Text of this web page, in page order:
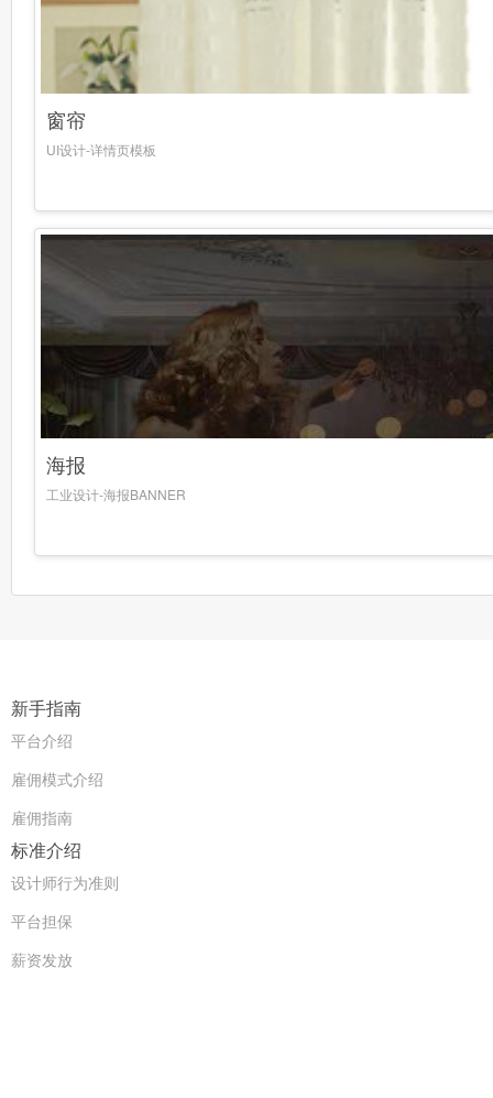
窗帘
UI设计-详情页模板
海报
工业设计-海报BANNER
新手指南
平台介绍
雇佣模式介绍
雇佣指南
标准介绍
设计师行为准则
平台担保
薪资发放